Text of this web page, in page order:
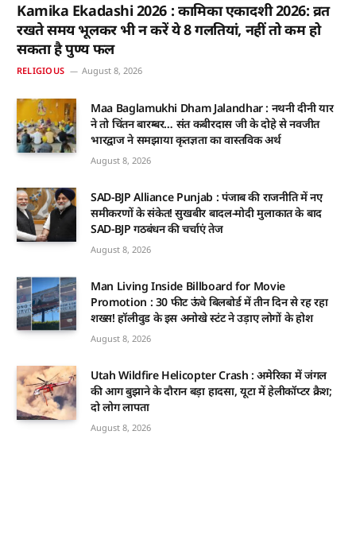
Kamika Ekadashi 2026 : कामिका एकादशी 2026: व्रत
रखते समय भूलकर भी न करें ये 8 गलतियां, नहीं तो कम हो
सकता है पुण्य फल
RELIGIOUS August 8, 2026
Maa Baglamukhi Dham Jalandhar : नथनी दीनी यार
ने तो चिंतन बारम्बर… संत कबीरदास जी के दोहे से नवजीत
भारद्वाज ने समझाया कृतज्ञता का वास्तविक अर्थ
August 8, 2026
SAD-BJP Alliance Punjab : पंजाब की राजनीति में नए
समीकरणों के संकेत! सुखबीर बादल-मोदी मुलाकात के बाद
SAD-BJP गठबंधन की चर्चाएं तेज
August 8, 2026
Man Living Inside Billboard for Movie
Promotion : 30 फीट ऊंचे बिलबोर्ड में तीन दिन से रह रहा
शख्स! हॉलीवुड के इस अनोखे स्टंट ने उड़ाए लोगों के होश
August 8, 2026
Utah Wildfire Helicopter Crash : अमेरिका में जंगल
की आग बुझाने के दौरान बड़ा हादसा, यूटा में हेलीकॉप्टर क्रैश;
दो लोग लापता
August 8, 2026